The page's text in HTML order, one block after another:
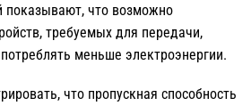
показывают, что возможно
требуемых для передачи,
меньше электроэнергии.
что пропускная способность